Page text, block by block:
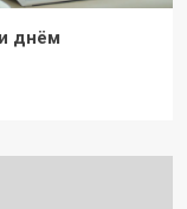
днём